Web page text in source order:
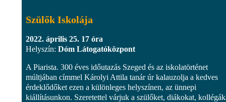
Szülők Iskolája
2022. április 25. 17 óra
Helyszín: Dóm Látogatóközpont
A Piarista. 300 éves időutazás Szeged és az iskolatörténet
múltjában címmel Károlyi Attila tanár úr kalauzolja a kedves
érdeklődőket ezen a különleges helyszínen, az ünnepi
kiállításunkon. Szeretettel várjuk a szülőket, diákokat,